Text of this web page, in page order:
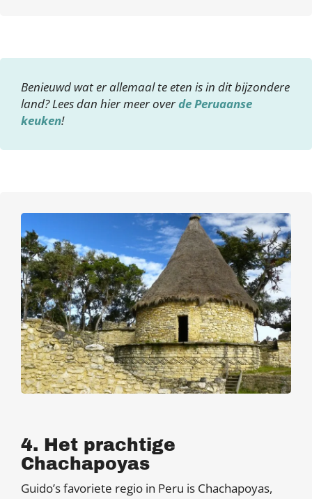
Benieuwd wat er allemaal te eten is in dit bijzondere
land? Lees dan hier meer overde Peruaanse
keuken!
4. Het prachtige
Chachapoyas
Guido’s favoriete regio in Peru is Chachapoyas,